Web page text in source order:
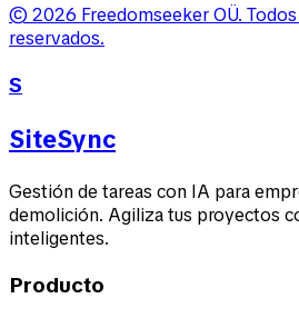
© 2026 Freedomseeker OÜ.
reservados.
S
SiteSync
Gestión de tareas con IA para
demolición. Agiliza tus proyectos
inteligentes.
Producto